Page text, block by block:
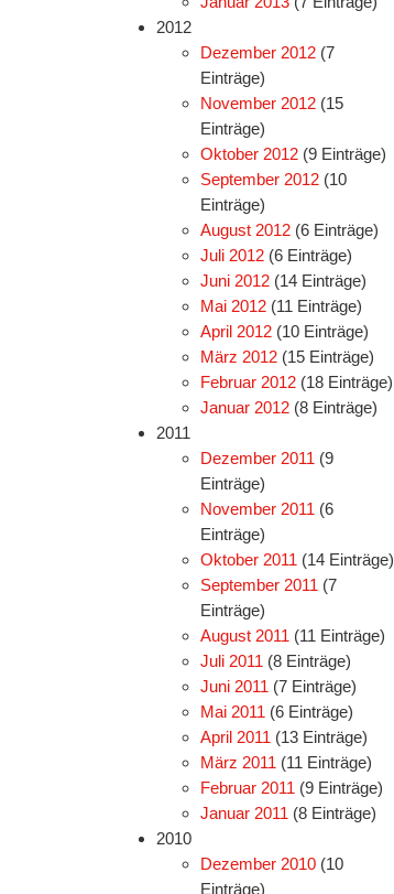
2012
Dezember 2012 (7
Einträge)
November 2012 (15
Einträge)
Oktober 2012 (9 Einträge)
September 2012 (10
Einträge)
August 2012 (6 Einträge)
Juli 2012 (6 Einträge)
Juni 2012 (14 Einträge)
Mai 2012 (11 Einträge)
April 2012 (10 Einträge)
März 2012 (15 Einträge)
Februar 2012 (18 Einträge)
Januar 2012 (8 Einträge)
2011
Dezember 2011 (9
Einträge)
November 2011 (6
Einträge)
Oktober 2011 (14 Einträge)
September 2011 (7
Einträge)
August 2011 (11 Einträge)
Juli 2011 (8 Einträge)
Juni 2011 (7 Einträge)
Mai 2011 (6 Einträge)
April 2011 (13 Einträge)
März 2011 (11 Einträge)
Februar 2011 (9 Einträge)
Januar 2011 (8 Einträge)
2010
Dezember 2010 (10
Einträge)